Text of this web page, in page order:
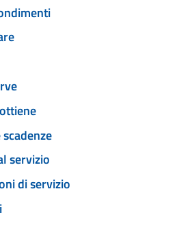
servizio
di servizio